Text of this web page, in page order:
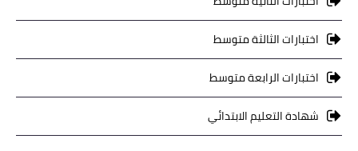
اختبارات الثالثة متوسط
اختبارات الرابعة متوسط
شهادة التعليم الابتدائي